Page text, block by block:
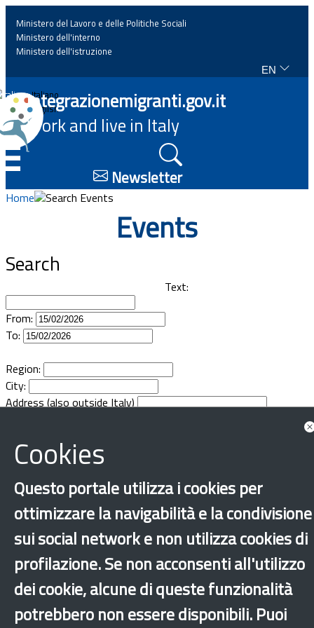
Home
News
Highlights
Regulations and law
Projects
Documents
Ministero del Lavoro e delle Politiche Sociali
Ministero dell'interno
Ministero dell'istruzione
EN
Italiano
English
Integrazionemigranti.gov.it
Work and live in Italy
Newsletter
Home Search Events
Events
Search
Text:
From:
To:
Region:
City:
Address (also outside Italy)
Cookies
Questo portale utilizza i cookies per
ottimizzare la navigabilità e la condivisione
sui social network e non utilizza cookies di
profilazione. Se non acconsenti all'utilizzo
dei cookie, alcune di queste funzionalità
potrebbero non essere disponibili. Puoi